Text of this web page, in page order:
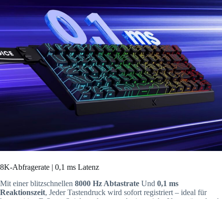
8K-Abfragerate | 0,1 ms Latenz
Mit einer blitzschnellen 8000 Hz Abtastrate Und 0,1 ms
Reaktionszeit, Jeder Tastendruck wird sofort registriert – ideal für